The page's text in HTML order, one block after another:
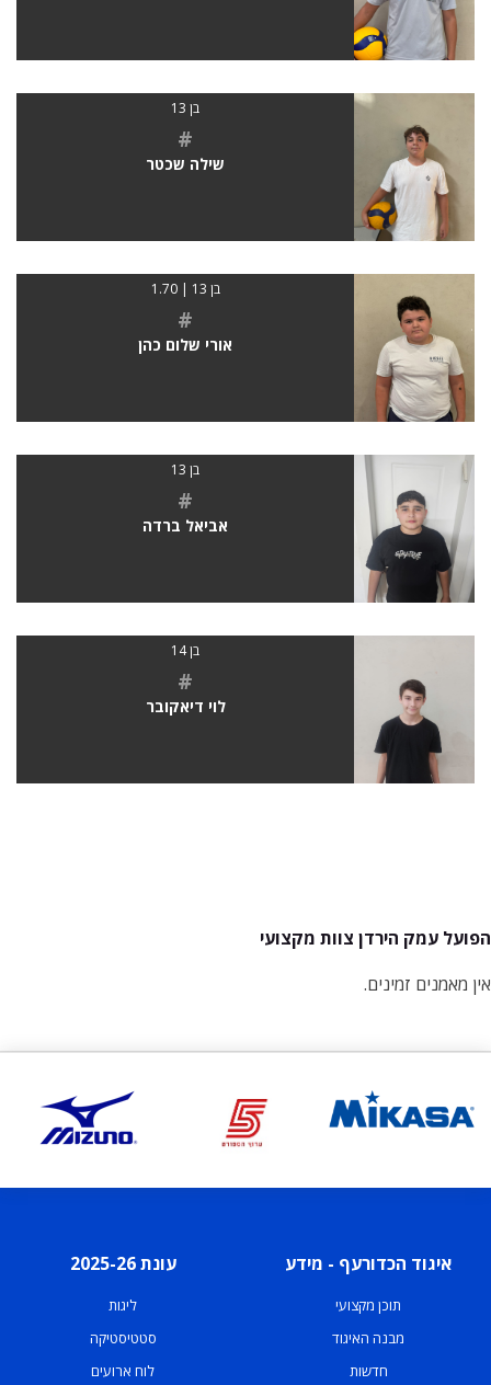
בן 13
#
שילה שכטר
בן 13 | 1.70
#
אורי שלום כהן
בן 13
#
אביאל ברדה
בן 14
#
לוי דיאקובר
הפועל עמק הירדן צוות מקצועי
אין מאמנים זמינים.
איגוד הכדורעף - מידע
תוכן מקצועי
מבנה האיגוד
חדשות
עונת 2025-26
ליגות
סטטיסטיקה
לוח ארועים